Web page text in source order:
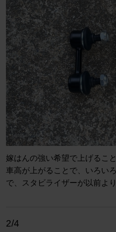
嫁はんの強い希望で上げるこ
車高が上がることで、いろい
で、スタビライザーが以前よ
2/4